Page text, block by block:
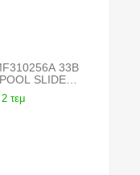
33B
SLIDE
2 τεμ